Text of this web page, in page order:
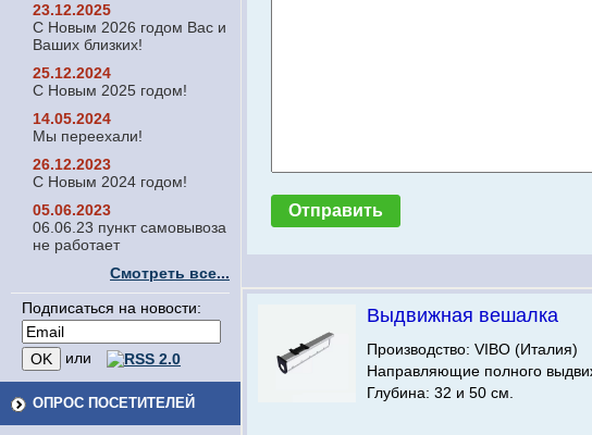
23.12.2025
С Новым 2026 годом Вас и
Ваших близких!
25.12.2024
С Новым 2025 годом!
14.05.2024
Мы переехали!
26.12.2023
С Новым 2024 годом!
05.06.2023
06.06.23 пункт самовывоза
не работает
Смотреть все...
Подписаться на новости:
или
ОПРОС ПОСЕТИТЕЛЕЙ
Выдвижная вешалка
Производство: VIBO (Италия)
Направляющие полного
Глубина: 32 и 50 см.